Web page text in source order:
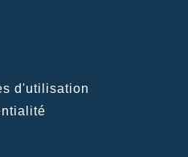
d'utilisation